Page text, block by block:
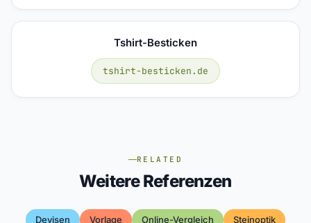
Tshirt-Besticken
tshirt-besticken.de
RELATED
Weitere Referenzen
Devisen Vorlage Online-Vergleich Steinoptik